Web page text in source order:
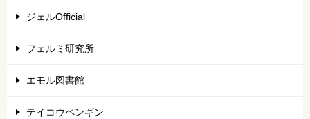
ジェルOfficial
フェルミ研究所
エモル図書館
テイコウペンギン